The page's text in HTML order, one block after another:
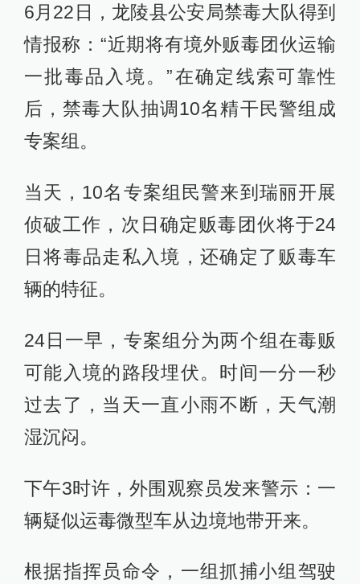
6月22日，龙陵县公安局禁毒大队得到
情报称：“近期将有境外贩毒团伙运输
一批毒品入境。”在确定线索可靠性
后，禁毒大队抽调10名精干民警组成
专案组。
当天，10名专案组民警来到瑞丽开展
侦破工作，次日确定贩毒团伙将于24
日将毒品走私入境，还确定了贩毒车
辆的特征。
24日一早，专案组分为两个组在毒贩
可能入境的路段埋伏。时间一分一秒
过去了，当天一直小雨不断，天气潮
湿沉闷。
下午3时许，外围观察员发来警示：一
辆疑似运毒微型车从边境地带开来。
根据指挥员命令，一组抓捕小组驾驶